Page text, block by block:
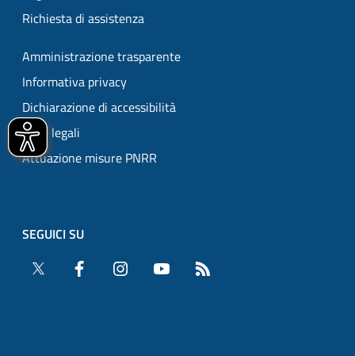
Richiesta di assistenza
Amministrazione trasparente
Informativa privacy
Dichiarazione di accessibilità
Note legali
Attuazione misure PNRR
SEGUICI SU
Twitter
Facebook Instagram YouTube